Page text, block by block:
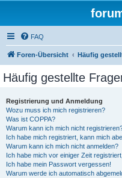
FAQ
Foren-Übersicht Häufig
Häufig gestellte
Registrierung und Anmeldung
Wozu muss ich mich registrieren?
Was ist COPPA?
Warum kann ich mich nicht
Ich habe mich registriert, kann mich
Warum kann ich mich nicht anmelden?
Ich habe mich vor einiger Zeit
Ich habe mein Passwort vergessen!
Warum werde ich automatisch